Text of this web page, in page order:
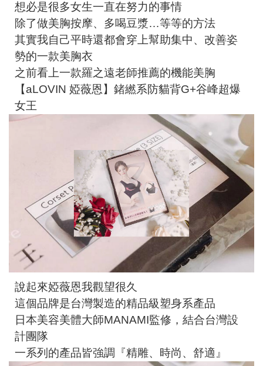
想必是很多女生一直在努力的事情
除了做美胸按摩、多喝豆漿…等等的方法
其實我自己平時還都會穿上幫助集中、改善姿
勢的一款美胸衣
之前看上一款羅之遠老師推薦的機能美胸
【aLOVIN 婭薇恩】鍺繎系防貓背G+谷峰超爆
女王
說起來婭薇恩我觀望很久
這個品牌是台灣製造的精品級塑身系產品
日本美容美體大師MANAMI監修，結合台灣設
計團隊
一系列的產品皆強調『精雕、時尚、舒適』